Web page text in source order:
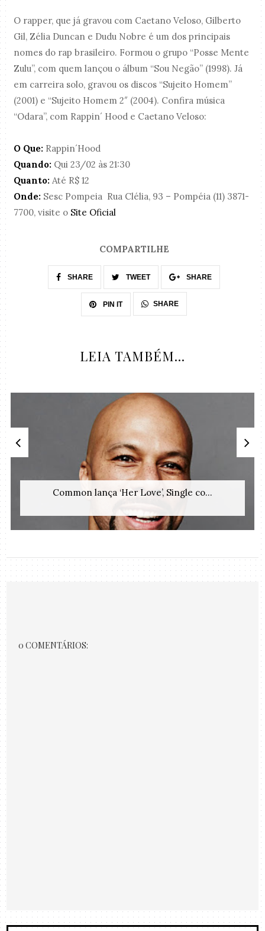
O rapper, que já gravou com Caetano Veloso, Gilberto
Gil, Zélia Duncan e Dudu Nobre é um dos principais
nomes do rap brasileiro. Formou o grupo “Posse Mente
Zulu”, com quem lançou o álbum “Sou Negão” (1998). Já
em carreira solo, gravou os discos “Sujeito Homem”
(2001) e “Sujeito Homem 2″ (2004). Confira música
“Odara”, com Rappin´ Hood e Caetano Veloso:
O Que: Rappin´Hood
Quando: Qui 23/02 às 21:30
Quanto: Até R$ 12
Onde: Sesc Pompeia Rua Clélia, 93 – Pompéia (11) 3871-
7700, visite o Site Oficial
COMPARTILHE
SHARE TWEET SHARE
PIN IT SHARE
LEIA TAMBÉM...
Common lança ‘Her Love’, Single co...
0 COMENTÁRIOS: